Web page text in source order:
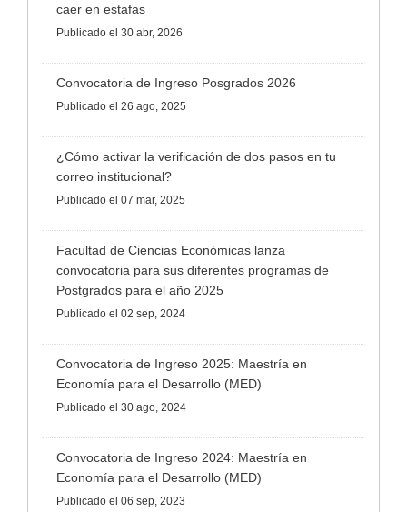
caer en estafas
Publicado el 30 abr, 2026
Convocatoria de Ingreso Posgrados 2026
Publicado el 26 ago, 2025
¿Cómo activar la verificación de dos pasos en tu
correo institucional?
Publicado el 07 mar, 2025
Facultad de Ciencias Económicas lanza
convocatoria para sus diferentes programas de
Postgrados para el año 2025
Publicado el 02 sep, 2024
Convocatoria de Ingreso 2025: Maestría en
Economía para el Desarrollo (MED)
Publicado el 30 ago, 2024
Convocatoria de Ingreso 2024: Maestría en
Economía para el Desarrollo (MED)
Publicado el 06 sep, 2023